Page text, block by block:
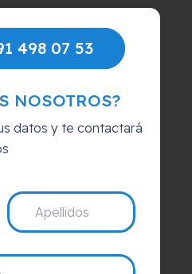
498 07 53
NOSOTROS?
datos y te contactará